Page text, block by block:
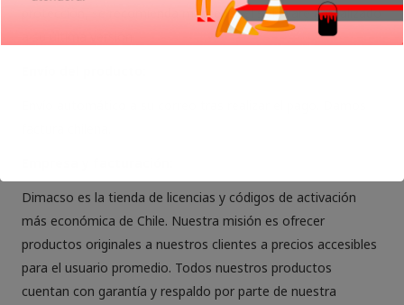
protección, se recomienda mantener el software actualizado
Dimacso es la tienda de licencias y códigos de activación
más económica de Chile. Nuestra misión es ofrecer
productos originales a nuestros clientes a precios accesibles
para el usuario promedio. Todos nuestros productos
cuentan con garantía y respaldo por parte de nuestra